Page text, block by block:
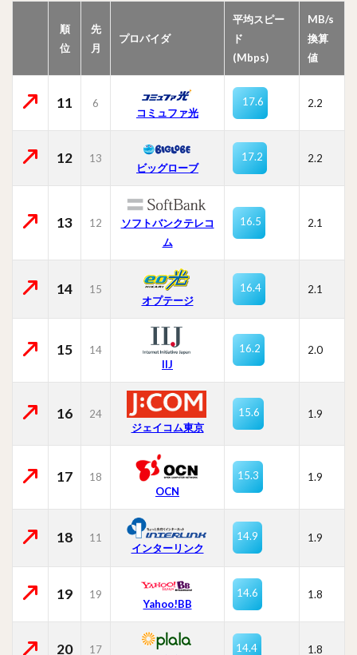
順
位
先
月
プロバイダ
平均スピー
ド
(Mbps)
MB/s
換算
値
11 6
コミュファ光
17.6 2.2
12 13
ビッグローブ
17.2 2.2
13 12
ソフトバンクテレコ
ム
16.5 2.1
14
15
オプテージ
16.4 2.1
15
14
IIJ
16.2 2.0
16
24
ジェイコム東京
15.6 1.9
17
18
OCN
15.3 1.9
18
11
インターリンク
14.9 1.9
19 19
Yahoo!BB
14.6 1.8
20 17 14.4 1.8